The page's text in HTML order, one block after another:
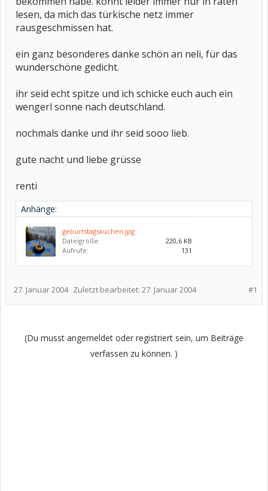
lesen, da mich das türkische netz immer
rausgeschmissen hat.
ein ganz besonderes danke schön an neli, für das
wunderschöne gedicht.
ihr seid echt spitze und ich schicke euch auch ein
wengerl sonne nach deutschland.
nochmals danke und ihr seid sooo lieb.
gute nacht und liebe grüsse
renti
Anhänge:
geburtstagskuchen.jpg
Dateigröße:
220,6 KB
Aufrufe:
131
#1
27. Januar 2004 Zuletzt bearbeitet: 27. Januar 2004
(Du musst angemeldet oder registriert sein, um Beiträge
verfassen zu können. )